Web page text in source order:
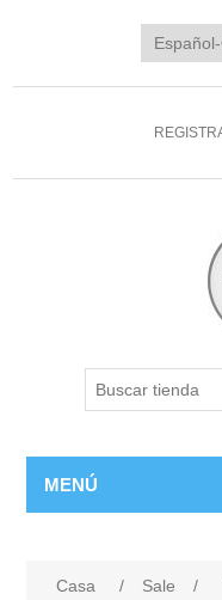
MENÚ
Casa / Sale /